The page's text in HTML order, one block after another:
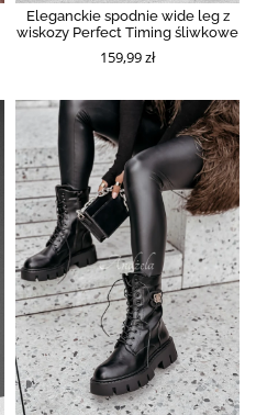
Eleganckie spodnie wide leg z
wiskozy Perfect Timing śliwkowe
159,99 zł